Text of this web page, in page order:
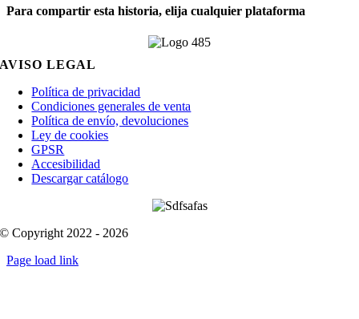
Para compartir esta historia, elija cualquier plataforma
AVISO LEGAL
Política de privacidad
Condiciones generales de venta
Política de envío, devoluciones
Ley de cookies
GPSR
Accesibilidad
Descargar catálogo
© Copyright 2022 - 2026
Page load link